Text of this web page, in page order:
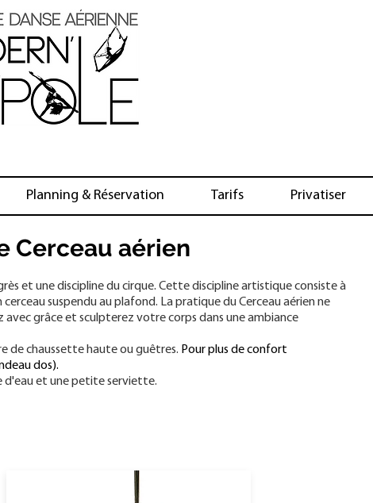
Planning & Réservation Tarifs Privatiser
Cerceau aérien
et une discipline du cirque. Cette discipline artistique consiste à
suspendu au plafond. La pratique du Cerceau aérien ne
avec grâce et sculpterez votre corps dans une ambiance
de chaussette haute ou guêtres. Pour plus de confort
dos).
d'eau et une petite serviette.